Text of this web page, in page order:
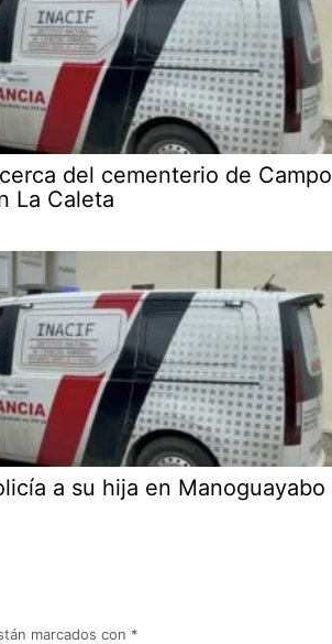
del cementerio de Campo
La Caleta
a su hija en Manoguayabo
marcados con *